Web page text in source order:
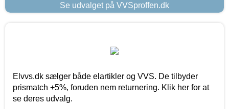
Se udvalget på VVSproffen.dk
Elvvs.dk sælger både elartikler og VVS. De tilbyder
prismatch +5%, foruden nem returnering. Klik her for at
se deres udvalg.